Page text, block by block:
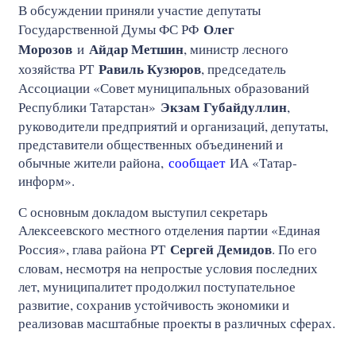
В обсуждении приняли участие депутаты
Государственной Думы ФС РФ Олег
Морозов и Айдар Метшин, министр лесного
хозяйства РТ Равиль Кузюров, председатель
Ассоциации «Совет муниципальных образований
Республики Татарстан» Экзам Губайдуллин,
руководители предприятий и организаций, депутаты,
представители общественных объединений и
обычные жители района, сообщаетИА «Татар-
информ».
С основным докладом выступил секретарь
Алексеевского местного отделения партии «Единая
Россия», глава района РТ Сергей Демидов. По его
словам, несмотря на непростые условия последних
лет, муниципалитет продолжил поступательное
развитие, сохранив устойчивость экономики и
реализовав масштабные проекты в различных сферах.